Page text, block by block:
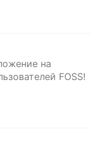
на
FOSS!